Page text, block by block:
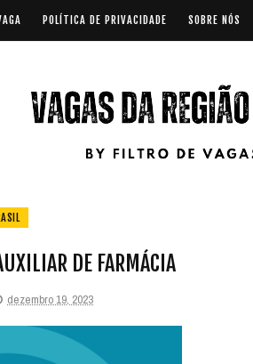
POLÍTICA DE PRIVACIDADE SOBRE NÓS
DE FARMÁCIA
dezembro 19, 2023